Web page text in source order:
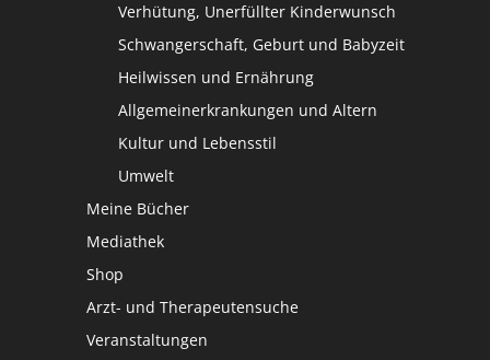
Verhütung, Unerfüllter Kinderwunsch
Schwangerschaft, Geburt und Babyzeit
Heilwissen und Ernährung
Allgemeinerkrankungen und Altern
Kultur und Lebensstil
Umwelt
Meine Bücher
Mediathek
Shop
Arzt- und Therapeutensuche
Veranstaltungen